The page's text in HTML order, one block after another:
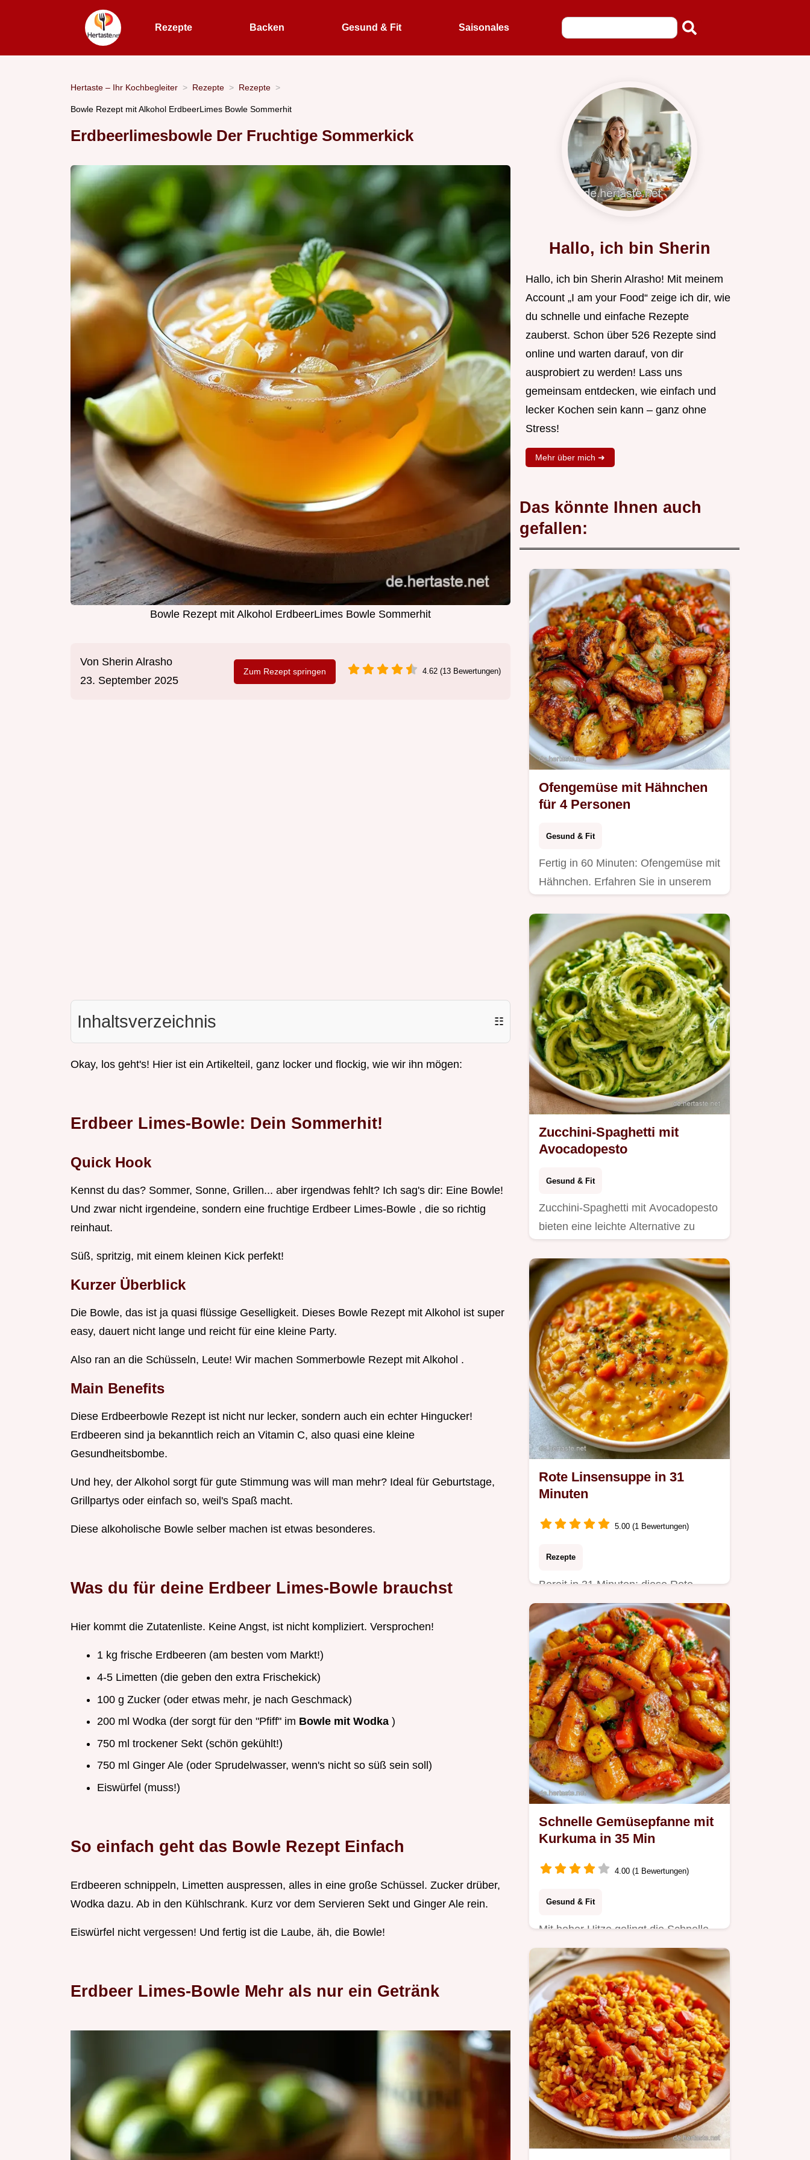
Rezepte Backen Gesund & Fit Saisonales
Hertaste – Ihr Kochbegleiter Rezepte Rezepte
Bowle Rezept mit Alkohol ErdbeerLimes Bowle Sommerhit
Erdbeerlimesbowle Der Fruchtige Sommerkick
Bowle Rezept mit Alkohol ErdbeerLimes Bowle Sommerhit
Von Sherin Alrasho
23. September 2025
Zum Rezept springen 4.62 (13 Bewertungen)
Inhaltsverzeichnis ☷
Okay, los geht's! Hier ist ein Artikelteil, ganz locker und flockig, wie wir ihn mögen:
Erdbeer Limes-Bowle: Dein Sommerhit!
Quick Hook
Kennst du das? Sommer, Sonne, Grillen... aber irgendwas fehlt? Ich sag's dir: Eine Bowle!
Und zwar nicht irgendeine, sondern eine fruchtige Erdbeer Limes-Bowle , die so richtig
reinhaut.
Süß, spritzig, mit einem kleinen Kick perfekt!
Kurzer Überblick
Die Bowle, das ist ja quasi flüssige Geselligkeit. Dieses Bowle Rezept mit Alkohol ist super
easy, dauert nicht lange und reicht für eine kleine Party.
Also ran an die Schüsseln, Leute! Wir machen Sommerbowle Rezept mit Alkohol .
Main Benefits
Diese Erdbeerbowle Rezept ist nicht nur lecker, sondern auch ein echter Hingucker!
Erdbeeren sind ja bekanntlich reich an Vitamin C, also quasi eine kleine
Gesundheitsbombe.
Und hey, der Alkohol sorgt für gute Stimmung was will man mehr? Ideal für Geburtstage,
Grillpartys oder einfach so, weil's Spaß macht.
Diese alkoholische Bowle selber machen ist etwas besonderes.
Was du für deine Erdbeer Limes-Bowle brauchst
Hier kommt die Zutatenliste. Keine Angst, ist nicht kompliziert. Versprochen!
1 kg frische Erdbeeren (am besten vom Markt!)
4-5 Limetten (die geben den extra Frischekick)
100 g Zucker (oder etwas mehr, je nach Geschmack)
200 ml Wodka (der sorgt für den "Pfiff" im Bowle mit Wodka )
750 ml trockener Sekt (schön gekühlt!)
750 ml Ginger Ale (oder Sprudelwasser, wenn's nicht so süß sein soll)
Eiswürfel (muss!)
So einfach geht das Bowle Rezept Einfach
Erdbeeren schnippeln, Limetten auspressen, alles in eine große Schüssel. Zucker drüber,
Wodka dazu. Ab in den Kühlschrank. Kurz vor dem Servieren Sekt und Ginger Ale rein.
Eiswürfel nicht vergessen! Und fertig ist die Laube, äh, die Bowle!
Erdbeer Limes-Bowle Mehr als nur ein Getränk
Hallo, ich bin Sherin
Hallo, ich bin Sherin Alrasho! Mit meinem
Account „I am your Food“ zeige ich dir, wie
du schnelle und einfache Rezepte
zauberst. Schon über 526 Rezepte sind
online und warten darauf, von dir
ausprobiert zu werden! Lass uns
gemeinsam entdecken, wie einfach und
lecker Kochen sein kann – ganz ohne
Stress!
Mehr über mich ➜
Das könnte Ihnen auch
gefallen:
Ofengemüse mit Hähnchen
für 4 Personen
Gesund & Fit
Fertig in 60 Minuten: Ofengemüse mit
Hähnchen. Erfahren Sie in unserem
Zucchini-Spaghetti mit
Avocadopesto
Gesund & Fit
Zucchini-Spaghetti mit Avocadopesto
bieten eine leichte Alternative zu
Rote Linsensuppe in 31
Minuten
5.00 (1 Bewertungen)
Rezepte
Bereit in 31 Minuten: diese Rote
Linsensuppe sättigt lange. Erfahren
Sie, warum die Linsen hier…
Schnelle Gemüsepfanne mit
Kurkuma in 35 Min
4.00 (1 Bewertungen)
Gesund & Fit
Mit hoher Hitze gelingt die Schnelle
Gemüsepfanne mit Kurkuma knackig.